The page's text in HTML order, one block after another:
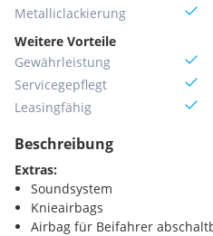
Metallic­lackierung
Weitere Vorteile
Gewährleistung
Servicegepflegt
Leasingfähig
Beschreibung
Extras:
Soundsystem
Knieairbags
Airbag für Beifahrer